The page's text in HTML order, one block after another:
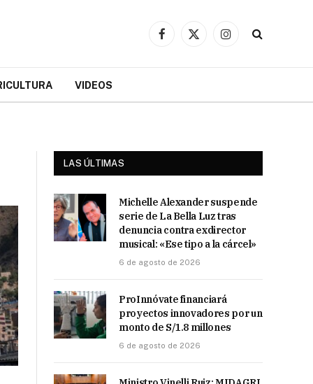
Facebook
X
Instagram
VIDEOS
LAS ÚLTIMAS
Michelle Alexander suspende
serie de La Bella Luz tras
denuncia contra exdirector
musical: «Ese tipo a la cárcel»
6 de agosto de 2026
ProInnóvate financiará
proyectos innovadores por un
monto de S/1.8 millones
6 de agosto de 2026